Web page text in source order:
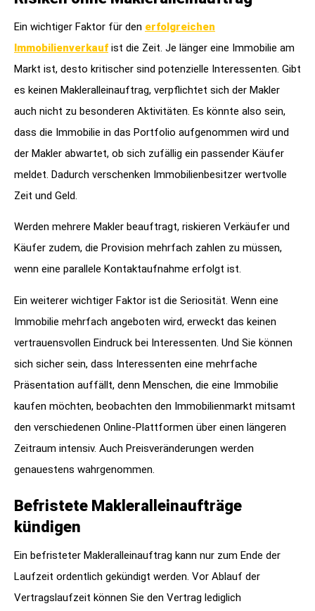
Ein wichtiger Faktor für den erfolgreichen
Immobilienverkauf ist die Zeit. Je länger eine Immobilie am
Markt ist, desto kritischer sind potenzielle Interessenten. Gibt
es keinen Makleralleinauftrag, verpflichtet sich der Makler
auch nicht zu besonderen Aktivitäten. Es könnte also sein,
dass die Immobilie in das Portfolio aufgenommen wird und
der Makler abwartet, ob sich zufällig ein passender Käufer
meldet. Dadurch verschenken Immobilienbesitzer wertvolle
Zeit und Geld.
Werden mehrere Makler beauftragt, riskieren Verkäufer und
Käufer zudem, die Provision mehrfach zahlen zu müssen,
wenn eine parallele Kontaktaufnahme erfolgt ist.
Ein weiterer wichtiger Faktor ist die Seriosität. Wenn eine
Immobilie mehrfach angeboten wird, erweckt das keinen
vertrauensvollen Eindruck bei Interessenten. Und Sie können
sich sicher sein, dass Interessenten eine mehrfache
Präsentation auffällt, denn Menschen, die eine Immobilie
kaufen möchten, beobachten den Immobilienmarkt mitsamt
den verschiedenen Online-Plattformen über einen längeren
Zeitraum intensiv. Auch Preisveränderungen werden
genauestens wahrgenommen.
Befristete Makleralleinaufträge
kündigen
Ein befristeter Makleralleinauftrag kann nur zum Ende der
Laufzeit ordentlich gekündigt werden. Vor Ablauf der
Vertragslaufzeit können Sie den Vertrag lediglich